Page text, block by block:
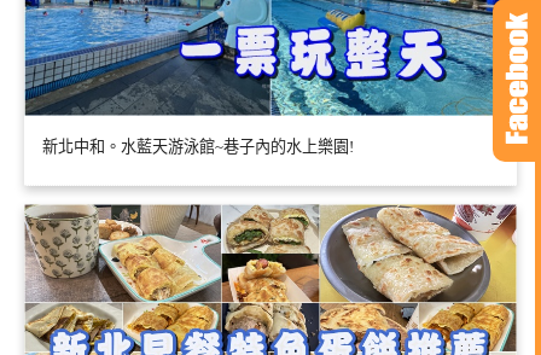
新北中和。水藍天游泳館~巷子內的水上樂園!